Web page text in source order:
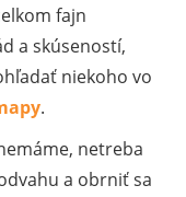
fajn
a skúseností,
niekoho vo
.
netreba
a obrniť sa